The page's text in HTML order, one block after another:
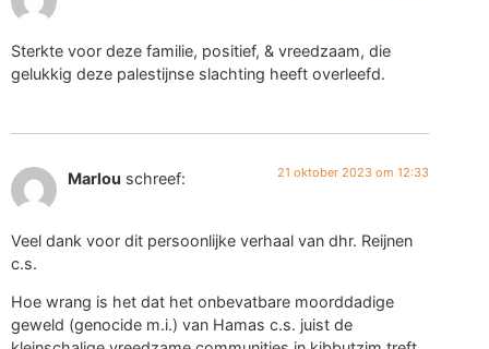
Sterkte voor deze familie, positief, & vreedzaam, die
gelukkig deze palestijnse slachting heeft overleefd.
Marlou schreef: 21 oktober 2023 om 12:33
Veel dank voor dit persoonlijke verhaal van dhr. Reijnen
c.s.
Hoe wrang is het dat het onbevatbare moorddadige
geweld (genocide m.i.) van Hamas c.s. juist de